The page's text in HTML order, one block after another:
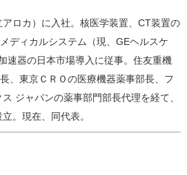
ロカ）に入社。核医学装置、CT装置の
ディカルシステム（現、GEヘルスケ
速器の日本市場導入に従事。住友重機
、東京ＣＲＯの医療機器薬事部長、フ
ジャパンの薬事部門部長代理を経て、
。現在、同代表。